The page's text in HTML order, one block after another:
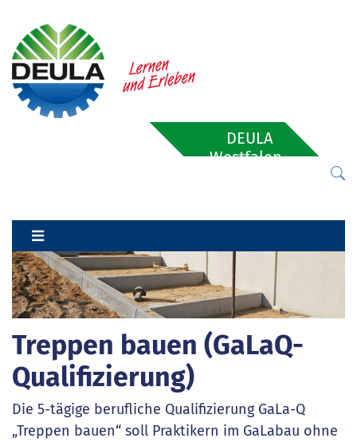
DEULA
Westfalen-
Treppen bauen (GaLaQ-
Qualifizierung)
Die 5-tägige berufliche Qualifizierung GaLa-Q
„Treppen bauen“ soll Praktikern im GaLabau ohne